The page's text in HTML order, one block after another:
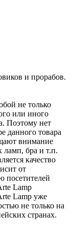
и прорабов.
не только
или иного
Поэтому нет
данного товара
внимание
бра и т.п.
качество
от
посетителей
Lamp
Lamp уже
не только на
странах.